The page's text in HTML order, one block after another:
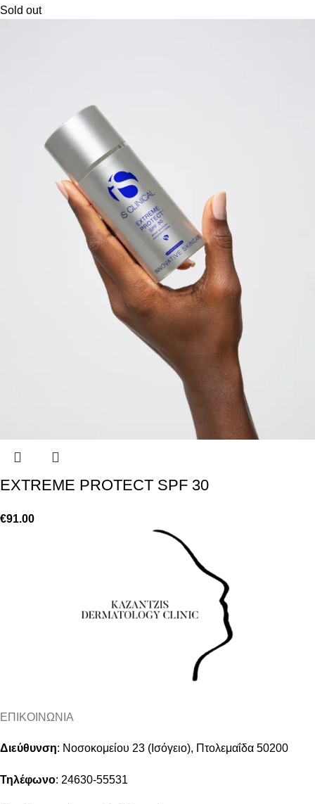
Sold out
EXTREME PROTECT SPF 30
€91.00
ΕΠΙΚΟΙΝΩΝΙΑ
Διεύθυνση: Νοσοκομείου 23 (Ισόγειο), Πτολεμαΐδα 50200
Τηλέφωνο: 24630-55531